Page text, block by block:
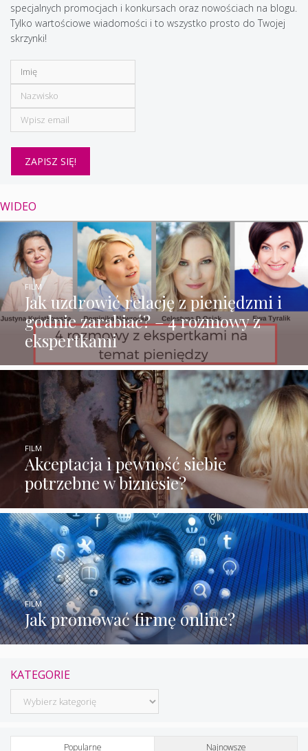
specjalnych promocjach i konkursach oraz nowościach na blogu.
Tylko wartościowe wiadomości i to wszystko prosto do Twojej
skrzynki!
WIDEO
Jak uzdrowić relację z pieniędzmi i
godnie zarabiać? – 4 rozmowy z
ekspertkami
FILM
Akceptacja i pewność siebie
potrzebne w biznesie?
FILM
Jak promować firmę online?
FILM
KATEGORIE
Kategorie
Popularne Najnowsze